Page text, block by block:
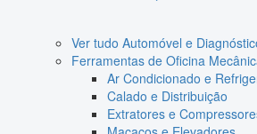
Ver tudo Automóvel e
Ferramentas de Oficina
Ar Condicionado e
Calado e Distribuição
Extratores e